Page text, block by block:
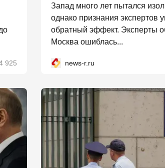
925
Запад много лет пытался
однако признания экспертов
обратный эффект. Эксперты
Москва ошиблась...
news-r.ru